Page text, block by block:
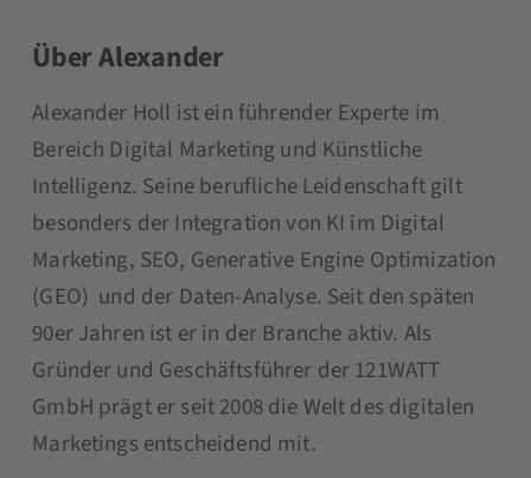
Über Alexander
Alexander Holl ist ein führender Experte im
Bereich Digital Marketing und Künstliche
Intelligenz. Seine berufliche Leidenschaft gilt
besonders der Integration von KI im Digital
Marketing, SEO, Generative Engine Optimization
(GEO) und der Daten-Analyse. Seit den späten
90er Jahren ist er in der Branche aktiv. Als
Gründer und Geschäftsführer der 121WATT
GmbH prägt er seit 2008 die Welt des digitalen
Marketings entscheidend mit.